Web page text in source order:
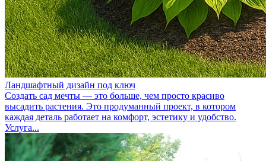
Ландшафтный дизайн под ключ
Создать сад мечты — это больше, чем просто красиво
высадить растения. Это продуманный проект, в котором
каждая деталь работает на комфорт, эстетику и удобство.
Услуга...